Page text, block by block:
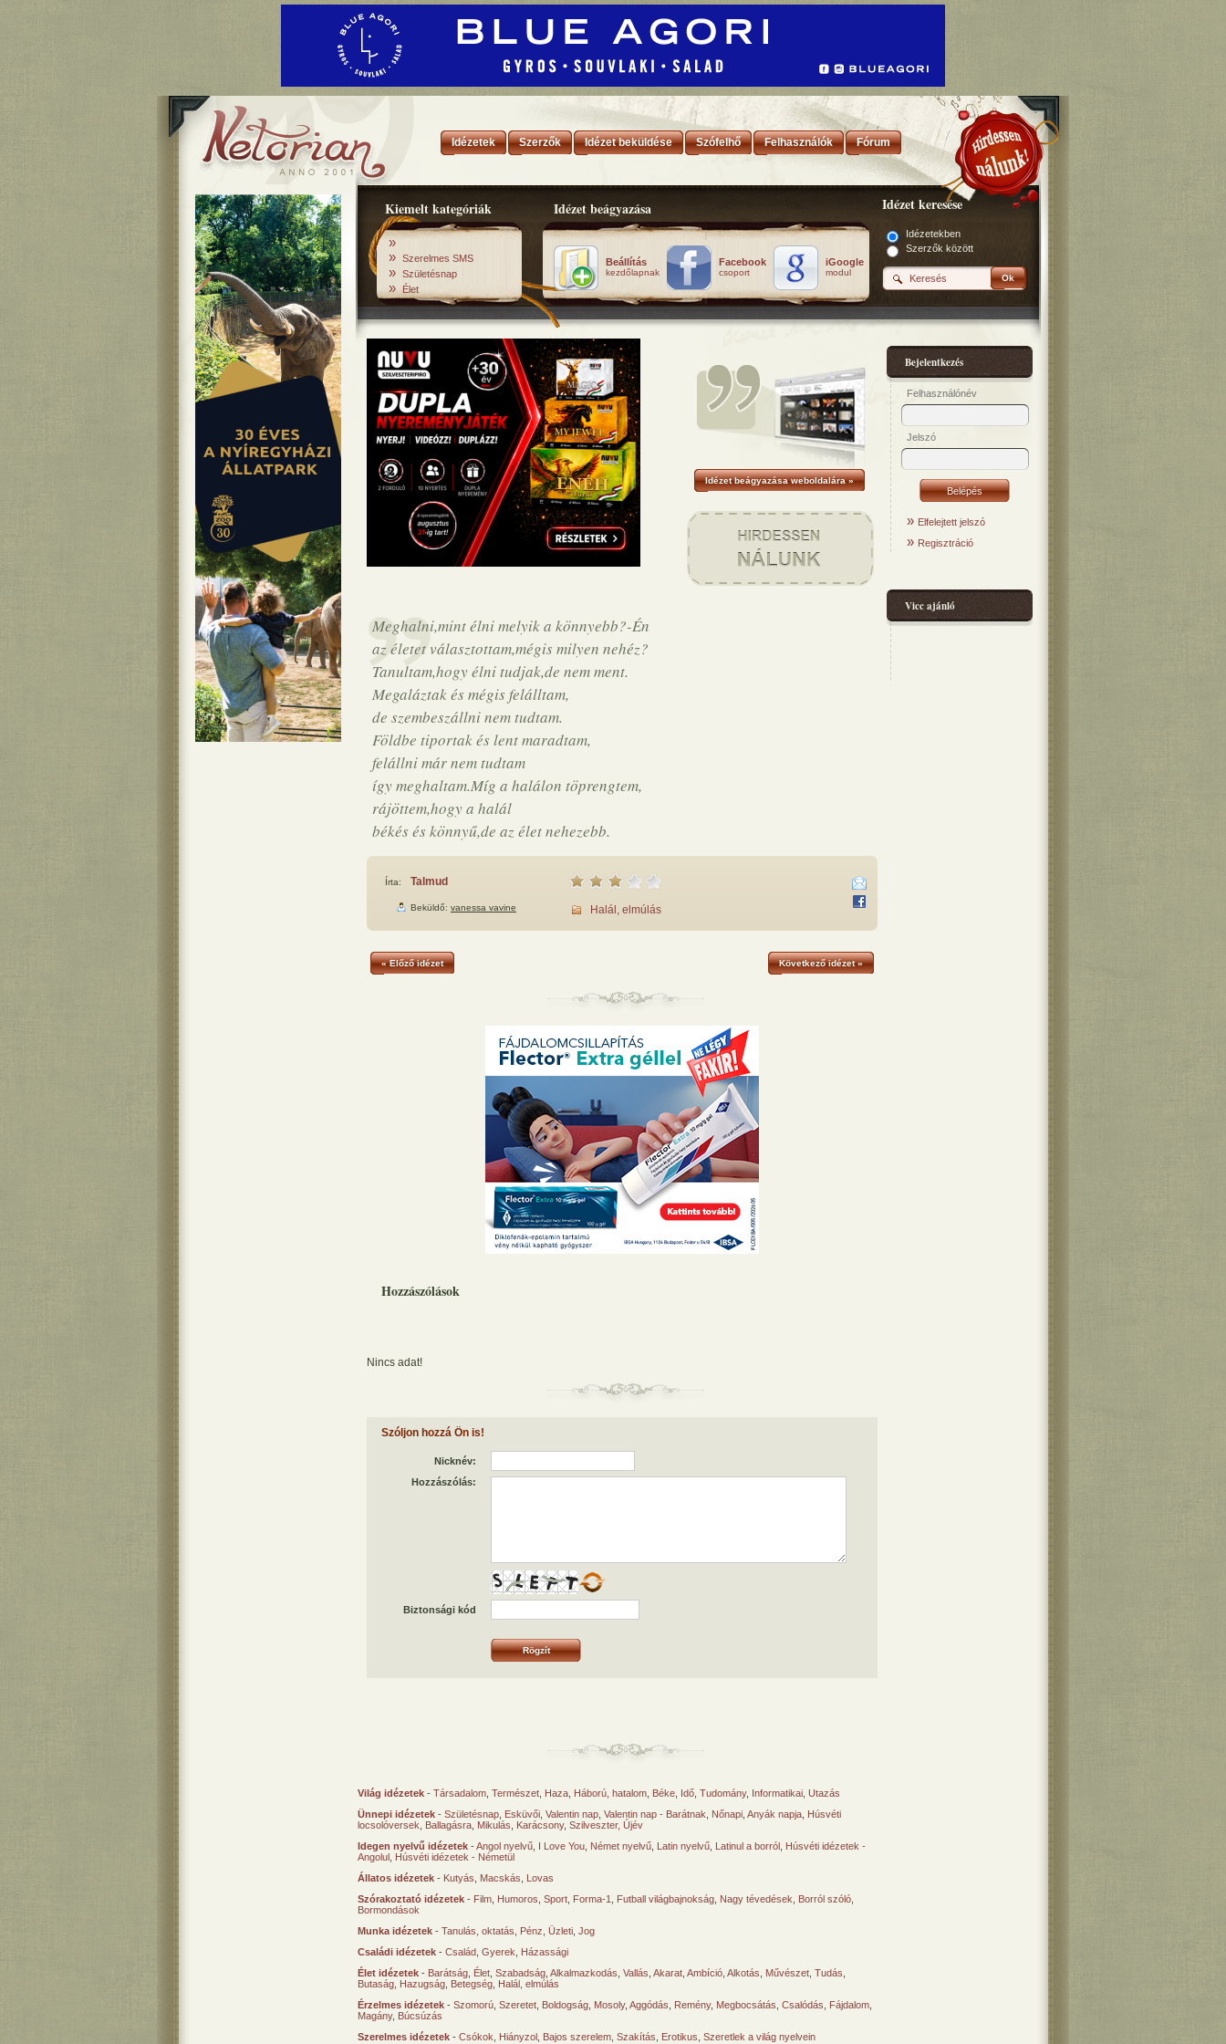
Idézetek Szerzők Idézet beküldése Szófelhő Felhasználók Fórum
Kiemelt kategóriák
»
» Szerelmes SMS
» Születésnap
» Élet
Idézet beágyazása
Beállítás
kezdőlapnak
Facebook
csoport
iGoogle
modul
Idézet keresése
Idézetekben
Szerzők között
Ok
Idézet beágyazása weboldalára »
Meghalni,mint élni melyik a könnyebb?-Én
az életet választottam,mégis milyen nehéz?
Tanultam,hogy élni tudjak,de nem ment.
Megaláztak és mégis felálltam,
de szembeszállni nem tudtam.
Földbe tiportak és lent maradtam,
felállni már nem tudtam
így meghaltam.Míg a halálon töprengtem,
rájöttem,hogy a halál
békés és könnyű,de az élet nehezebb.
Írta: Talmud
Beküldő: vanessa vavine Halál, elmúlás
« Előző idézet Következő idézet »
Hozzászólások
Nincs adat!
Szóljon hozzá Ön is!
Nicknév:
Hozzászólás:
Biztonsági kód
Világ idézetek - Társadalom Természet Haza Háború, hatalom Béke Idő Tudomány, Informatikai Utazás
Ünnepi idézetek - Születésnap Esküvői Valentin nap Valentin nap - Barátnak Nőnapi Anyák napja Húsvéti
locsolóversek
Ballagásra Mikulás Karácsony, Szilveszter, Újév
Idegen nyelvű idézetek -Angol nyelvű I Love You Német nyelvű Latin nyelvű Latinul a borról Húsvéti idézetek -
Angolul Húsvéti idézetek - Németül
Állatos idézetek - Kutyás Macskás
Lovas
Szórakoztató idézetek - Film Humoros Sport Forma-1 Futball világbajnokság Nagy tévedések Borról szóló
Bormondások
Munka idézetek - Tanulás, oktatás Pénz Üzleti Jog
Családi idézetek - Család Gyerek
Házassági
Élet idézetek - Barátság Élet Szabadság Alkalmazkodás Vallás Akarat Ambíció Alkotás Művészet Tudás
Butaság Hazugság Betegség Halál, elmúlás
Érzelmes idézetek - Szomorú Szeretet Boldogság Mosoly, Aggódás Remény, Megbocsátás Csalódás Fájdalom
Magány, Búcsúzás
Szerelmes idézetek - Csókok Hiányzol Bajos szerelem Szakítás Erotikus Szeretlek a világ nyelvein
Bejelentkezés
Felhasználónév
Jelszó
» Elfelejtett jelszó
» Regisztráció
Vicc ajánló